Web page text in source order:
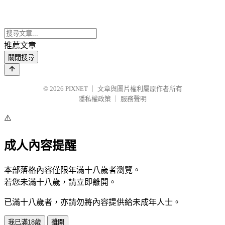
推薦文章
關閉搜尋
© 2026 PIXNET
文章與圖片權利屬原作者所有
隱私權政策
服務聲明
⚠️
成人內容提醒
本部落格內容僅限年滿十八歲者瀏覽。
若您未滿十八歲，請立即離開。
已滿十八歲者，亦請勿將內容提供給未成年人士。
我已滿18歲 離開